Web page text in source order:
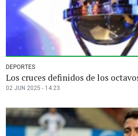
DEPORTES
Los cruces definidos de los
02 JUN 2025 - 14:23